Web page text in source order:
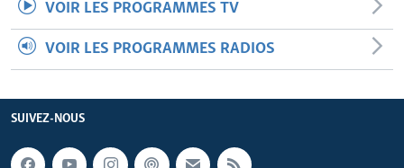
VOIR LES PROGRAMMES TV
VOIR LES PROGRAMMES RADIOS
SUIVEZ-NOUS